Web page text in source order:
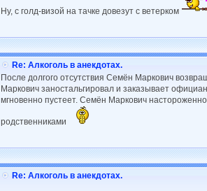
Ну, с голд-визой на тачке довезут с ветерком
Re: Алкоголь в анекдотах.
После долгого отсутствия Семён Маркович
Маркович заностальгировал и заказывает
мгновенно пустеет. Семён Маркович
родственниками
Re: Алкоголь в анекдотах.